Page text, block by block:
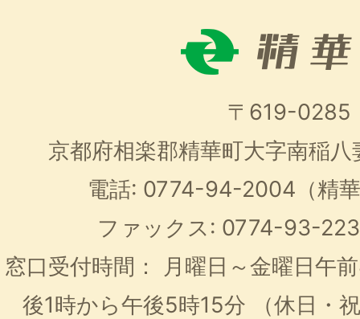
〒619-0285
京都府相楽郡精華町大字南稲
電話: 0774-94-2004（精
ファックス: 0774-93-
窓口受付時間：
月曜日～金曜日午
後1時から午後5時15分
（休日・